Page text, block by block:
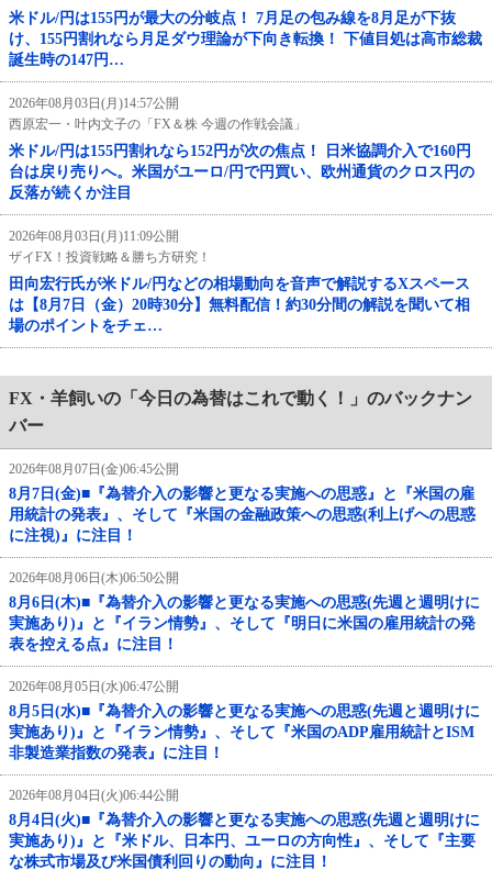
米ドル/円は155円が最大の分岐点！ 7月足の包み線を8月足が下抜
け、155円割れなら月足ダウ理論が下向き転換！ 下値目処は高市総裁
誕生時の147円…
2026年08月03日(月)14:57公開
西原宏一・叶内文子の「FX＆株 今週の作戦会議」
米ドル/円は155円割れなら152円が次の焦点！ 日米協調介入で160円
台は戻り売りへ。米国がユーロ/円で円買い、欧州通貨のクロス円の
反落が続くか注目
2026年08月03日(月)11:09公開
ザイFX！投資戦略＆勝ち方研究！
田向宏行氏が米ドル/円などの相場動向を音声で解説するXスペース
は【8月7日（金）20時30分】無料配信！約30分間の解説を聞いて相
場のポイントをチェ…
FX・羊飼いの「今日の為替はこれで動く！」のバックナン
バー
2026年08月07日(金)06:45公開
8月7日(金)■『為替介入の影響と更なる実施への思惑』と『米国の雇
用統計の発表』、そして『米国の金融政策への思惑(利上げへの思惑
に注視)』に注目！
2026年08月06日(木)06:50公開
8月6日(木)■『為替介入の影響と更なる実施への思惑(先週と週明けに
実施あり)』と『イラン情勢』、そして『明日に米国の雇用統計の発
表を控える点』に注目！
2026年08月05日(水)06:47公開
8月5日(水)■『為替介入の影響と更なる実施への思惑(先週と週明けに
実施あり)』と『イラン情勢』、そして『米国のADP雇用統計とISM
非製造業指数の発表』に注目！
2026年08月04日(火)06:44公開
8月4日(火)■『為替介入の影響と更なる実施への思惑(先週と週明けに
実施あり)』と『米ドル、日本円、ユーロの方向性』、そして『主要
な株式市場及び米国債利回りの動向』に注目！